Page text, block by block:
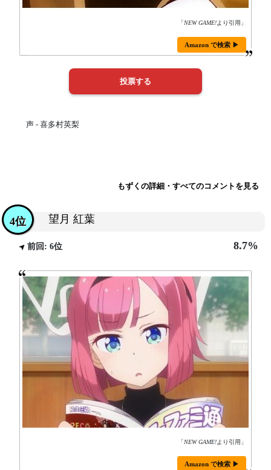
「NEW GAME!より引用」
Amazon で検索 ▶
声 - 喜多村英梨
もずくの詳細・すべてのコメントを見る
望月 紅葉
4位
前回: 6位 8.7%
「NEW GAME!より引用」
Amazon で検索 ▶